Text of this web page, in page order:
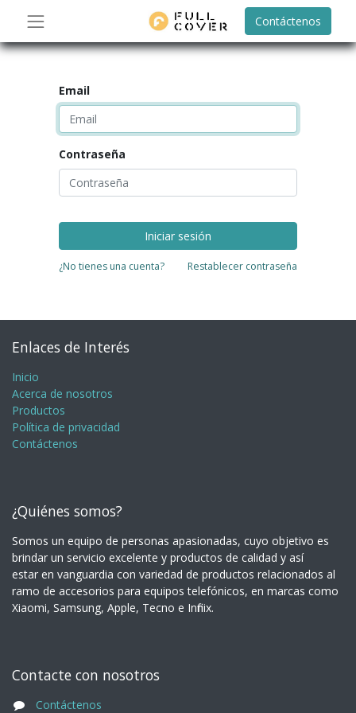
Contáctenos
Email
Contraseña
Iniciar sesión
¿No tienes una cuenta? Restablecer contraseña
Enlaces de Interés
Inicio
Acerca de nosotros
Productos
Política de privacidad
Contáctenos
¿Quiénes somos?
Somos un equipo de personas apasionadas, cuyo objetivo es
brindar un servicio excelente y productos de calidad y así
estar en vanguardia con variedad de productos relacionados al
ramo de accesorios para equipos telefónicos, en marcas como
Xiaomi, Samsung, Apple, Tecno e Infinix.
Contacte con nosotros
Contáctenos